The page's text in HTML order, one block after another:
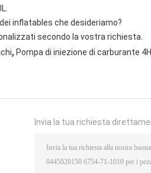
inflatables che desideriamo?
secondo la vostra richiesta.
, Pompa di iniezione di carburante
Invia la tua richiesta